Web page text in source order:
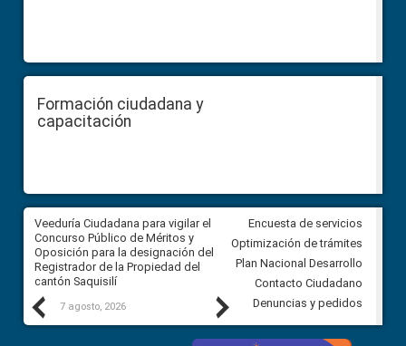
Formación ciudadana y
capacitación
Previous
Veeduría Ciudadana para vigilar el
Concurso Público de Méritos y
Oposición para la designación del
Registrador de la Propiedad del
cantón Saquisilí
7 agosto, 2026
Veeduría Ciudadana para
construcción del asfaltado de
Ballenita del cantón Santa
7 agosto, 2026
Next
Encuesta de servicios
Optimización de trámites
Plan Nacional Desarrollo
Contacto Ciudadano
Denuncias y pedidos